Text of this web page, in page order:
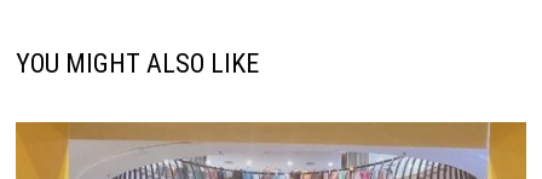
YOU MIGHT ALSO LIKE